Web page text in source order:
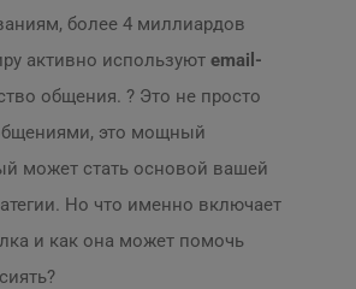
более 4 миллиардов
активно используют email-
общения. ? Это не просто
это мощный
может стать основой вашей
Но что именно включает
и как она может помочь